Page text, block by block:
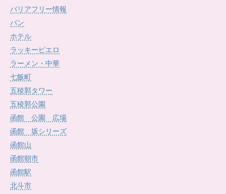
バリアフリー情報
パン
ホテル
ラッキーピエロ
ラーメン・中華
七飯町
五稜郭タワー
五稜郭公園
函館 公園 広場
函館 坂シリーズ
函館山
函館朝市
函館駅
北斗市